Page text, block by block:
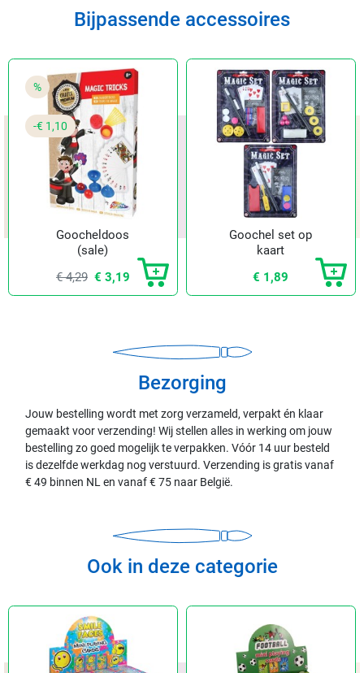
Bijpassende accessoires
%
-€ 1,10
Goocheldoos
(sale)
€ 4,29 € 3,19
Goochel set op
kaart
€ 1,89
Bezorging
Jouw bestelling wordt met zorg verzameld, verpakt én klaar
gemaakt voor verzending! Wij stellen alles in werking om jouw
bestelling zo goed mogelijk te verpakken. Vóór 14 uur besteld
is dezelfde werkdag nog verstuurd. Verzending is gratis vanaf
€ 49 binnen NL en vanaf € 75 naar België.
Ook in deze categorie